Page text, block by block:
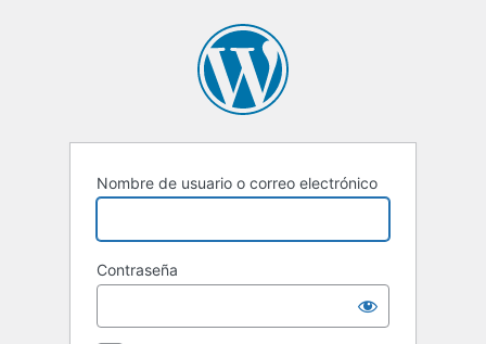
Nombre de usuario o correo electrónico
Contraseña